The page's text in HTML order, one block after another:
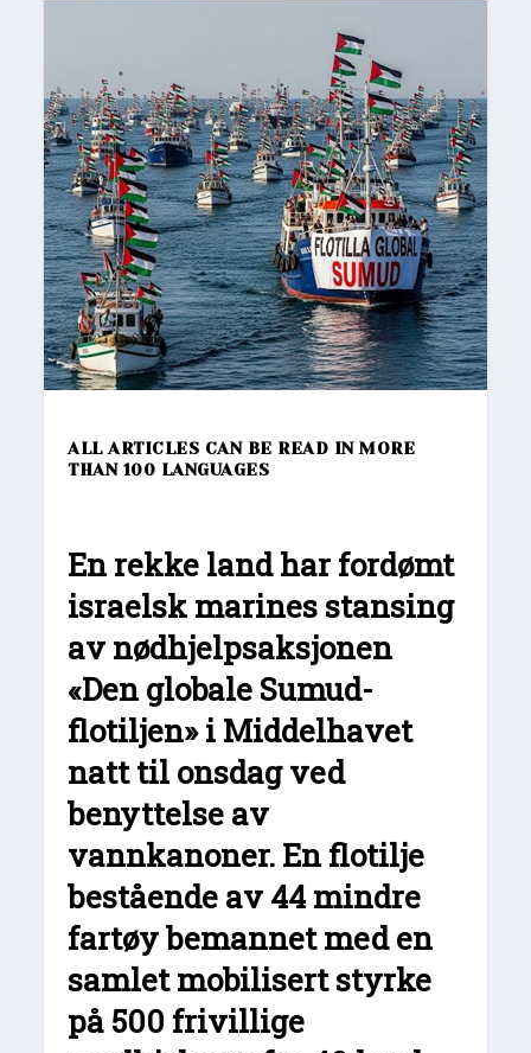
ALL ARTICLES CAN BE READ IN MORE
THAN 100 LANGUAGES
En rekke land har fordømt
israelsk marines stansing
av nødhjelpsaksjonen
«Den globale Sumud-
flotiljen» i Middelhavet
natt til onsdag ved
benyttelse av
vannkanoner. En flotilje
bestående av 44 mindre
fartøy bemannet med en
samlet mobilisert styrke
på 500 frivillige